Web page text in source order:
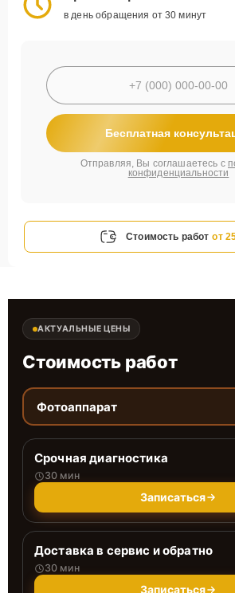
в день обращения от 30 минут
Бесплатная
Отправляя, Вы соглашаетесь с
конфиденциальности
Стоимость работ от
АКТУАЛЬНЫЕ ЦЕНЫ
Стоимость работ
Фотоаппарат
Срочная диагностика
30 мин
Записаться
Доставка в сервис и обратно
30 мин
Записаться